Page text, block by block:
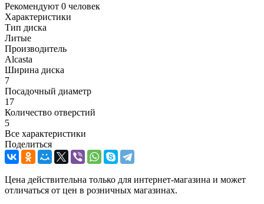
Рекомендуют 0 человек
Характеристики
Тип диска
Литые
Производитель
Alcasta
Ширина диска
7
Посадочный диаметр
17
Количество отверстий
5
Все характеристики
Поделиться
Цена действительна только для интернет-магазина и может
отличаться от цен в розничных магазинах.